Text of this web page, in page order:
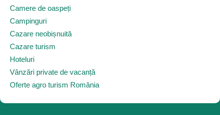
Camere de oaspeți
Campinguri
Cazare neobișnuită
Cazare turism
Hoteluri
Vânzări private de vacanță
Oferte agro turism România